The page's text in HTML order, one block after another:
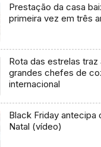
Prestação da casa
primeira vez em três
Rota das estrelas traz
grandes chefes de
internacional
Black Friday antecipa
Natal (vídeo)